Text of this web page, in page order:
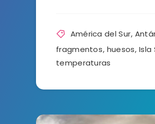
América del Sur,
fragmentos, huesos,Isla
temperaturas